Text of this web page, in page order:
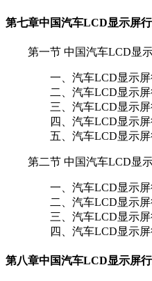
第七章中国汽车LCD显示屏
第一节 中国汽车LCD显示
一、汽车LCD显示屏行
二、汽车LCD显示屏行
三、汽车LCD显示屏行
四、汽车LCD显示屏行
五、汽车LCD显示屏行
第二节 中国汽车LCD显示
一、汽车LCD显示屏行
二、汽车LCD显示屏行
三、汽车LCD显示屏行
四、汽车LCD显示屏行
第八章中国汽车LCD显示屏